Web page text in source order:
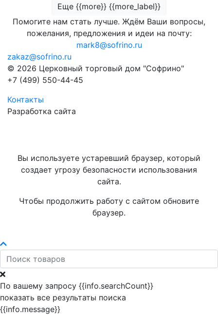
Еще {{more}} {{more_label}}
Помогите нам стать лучше. Ждём Ваши вопросы,
пожелания, предложения и идеи на почту:
mark8@sofrino.ru
zakaz@sofrino.ru
© 2026 Церковный торговый дом "Софрино"
+7 (499) 550-44-45
Контакты
Разработка сайта
Вы используете устаревший браузер, который
создает угрозу безопасности использования
сайта.
Чтобы продолжить работу с сайтом обновите
браузер.
По вашему запросу {{info.searchCount}}
показать все результаты поиска
{{info.message}}